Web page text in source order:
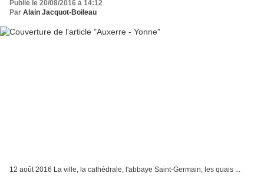
Publié le 20/08/2016 à 14:12
Par Alain Jacquot-Boileau
12 août 2016 La ville, la cathédrale, l'abbaye Saint-Germain, les quais ...